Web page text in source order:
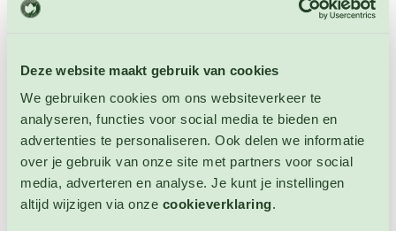
Deze website maakt gebruik van cookies
We gebruiken cookies om ons websiteverkeer te
analyseren, functies voor social media te bieden en
advertenties te personaliseren. Ook delen we informatie
over je gebruik van onze site met partners voor social
media, adverteren en analyse. Je kunt je instellingen
altijd wijzigen via onze cookieverklaring.
volgende producten